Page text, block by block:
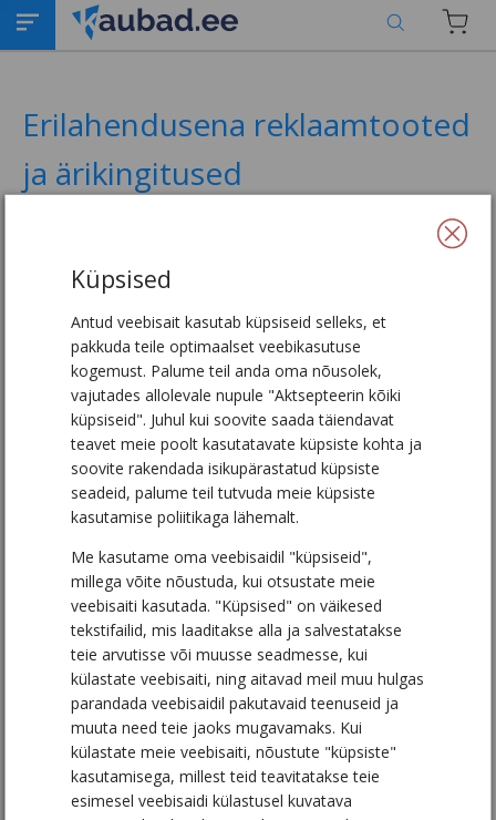
Küpsised
Antud veebisait kasutab küpsiseid selleks, et
pakkuda teile optimaalset veebikasutuse
kogemust. Palume teil anda oma nõusolek,
vajutades allolevale nupule "Aktsepteerin kõiki
küpsiseid". Juhul kui soovite saada täiendavat
teavet meie poolt kasutatavate küpsiste kohta ja
soovite rakendada isikupärastatud küpsiste
seadeid, palume teil tutvuda meie küpsiste
kasutamise poliitikaga lähemalt.
Me kasutame oma veebisaidil "küpsiseid",
millega võite nõustuda, kui otsustate meie
veebisaiti kasutada. "Küpsised" on väikesed
tekstifailid, mis laaditakse alla ja salvestatakse
teie arvutisse või muusse seadmesse, kui
külastate veebisaiti, ning aitavad meil muu hulgas
parandada veebisaidil pakutavaid teenuseid ja
muuta need teie jaoks mugavamaks. Kui
külastate meie veebisaiti, nõustute "küpsiste"
kasutamisega, millest teid teavitatakse teie
esimesel veebisaidi külastusel kuvatava
Erilahendusena reklaamtooted
ja ärikingitused
Oleme mõeldes suvele pannud kokku
mõningad reklaamtooted ja erilahenduse
ideed (KLIKI PILDILE, ET AVADA KATALOOG
Antud toodete eripära on see, et neid saab
Teie ettevõtte toonides, luues sellega väga
omapärased ja unikaalsed reklaamkingitused,
mis tekitavad kingisaajas positiivseid
emotsioone ja aitavad kaasa ka Teie ettevõtte
turundusele.
Mõned valdkonnad, kus sarnaseid tooteid
kasutada: